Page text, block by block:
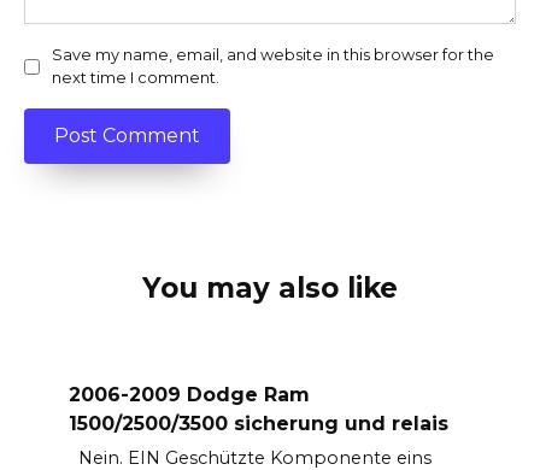
Save my name, email, and website in this browser for the
next time I comment.
You may also like
2006-2009 Dodge Ram
1500/2500/3500 sicherung und relais
Nein. EIN Geschützte Komponente eins